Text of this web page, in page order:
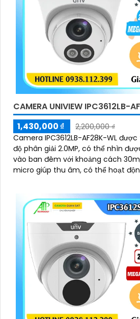
CAMERA UNIVIEW IPC3612LB-
1,430,000 ₫
2,200,000 ₫
Camera IPC3612LB-AF28K-WL
độ phân giải 2.0MP, có thể nhìn
vào ban đêm với khoảng cách
micro giúp thu âm, có thể hoạt